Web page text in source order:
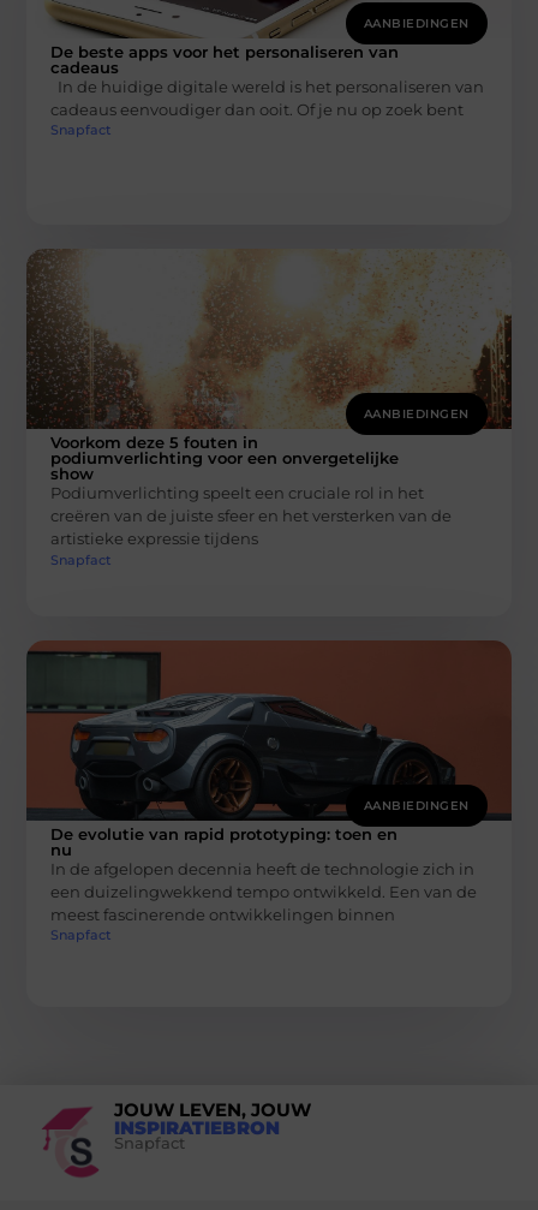
AANBIEDINGEN
De beste apps voor het personaliseren van
cadeaus
In de huidige digitale wereld is het personaliseren van
cadeaus eenvoudiger dan ooit. Of je nu op zoek bent
Snapfact
AANBIEDINGEN
Voorkom deze 5 fouten in
podiumverlichting voor een onvergetelijke
show
Podiumverlichting speelt een cruciale rol in het
creëren van de juiste sfeer en het versterken van de
artistieke expressie tijdens
Snapfact
AANBIEDINGEN
De evolutie van rapid prototyping: toen en
nu
In de afgelopen decennia heeft de technologie zich in
een duizelingwekkend tempo ontwikkeld. Een van de
meest fascinerende ontwikkelingen binnen
Snapfact
JOUW LEVEN, JOUW
INSPIRATIEBRON
Snapfact